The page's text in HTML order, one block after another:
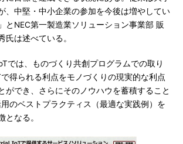
、中堅・中小企業の参加を今後は増やしてい
とNEC第一製造業ソリューション事業部 販
氏は述べている。
では、ものづくり共創プログラムでの取り
得られる利点をモノづくりの現実的な利点
ができ、さらにそのノウハウを蓄積すること
のベストプラクティス（最適な実践例）を
となる。